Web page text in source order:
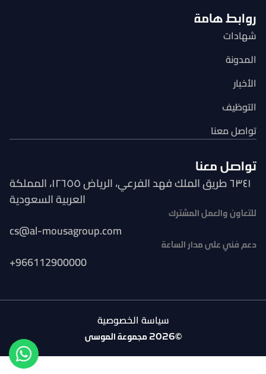
روابط هامة
شهادات
المدونة
الأخبار
التوظيف
تواصل معنا
تواصل معنا
٦٣٤١ طريق الملك فهد الفرعي، الرياض ١٢٦٥٥، المملكة
العربية السعودية
للتعاون والعمل المشترك
cs@al-mousagroup.com
دعم فني على مدار الساعة
+966112900000
©2026 مجموعة الموسى
سياسة الخصوصية